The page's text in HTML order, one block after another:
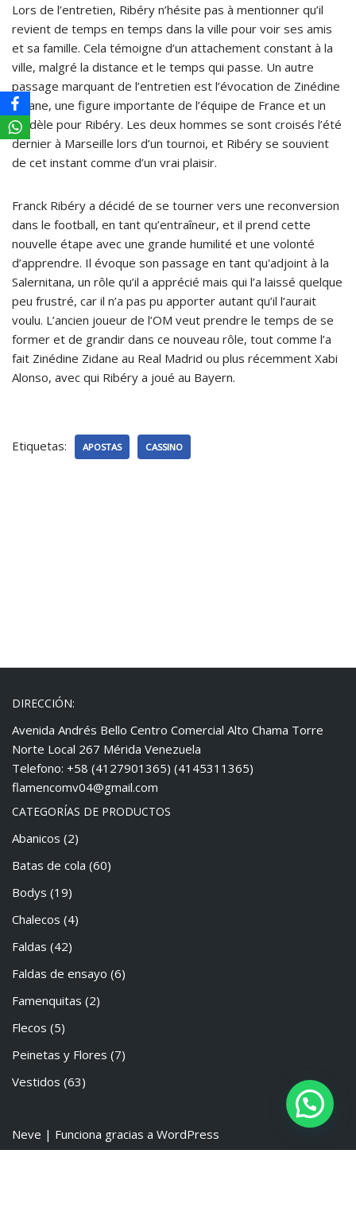
Lors de l’entretien, Ribéry n’hésite pas à mentionner qu’il
revient de temps en temps dans la ville pour voir ses amis
et sa famille. Cela témoigne d’un attachement constant à la
ville, malgré la distance et le temps qui passe. Un autre
passage marquant de l’entretien est l’évocation de Zinédine
Zidane, une figure importante de l’équipe de France et un
modèle pour Ribéry. Les deux hommes se sont croisés l’été
dernier à Marseille lors d’un tournoi, et Ribéry se souvient
de cet instant comme d’un vrai plaisir.
Franck Ribéry a décidé de se tourner vers une reconversion
dans le football, en tant qu’entraîneur, et il prend cette
nouvelle étape avec une grande humilité et une volonté
d’apprendre. Il évoque son passage en tant qu'adjoint à la
Salernitana, un rôle qu’il a apprécié mais qui l’a laissé quelque
peu frustré, car il n’a pas pu apporter autant qu’il l’aurait
voulu. L’ancien joueur de l’OM veut prendre le temps de se
former et de grandir dans ce nouveau rôle, tout comme l’a
fait Zinédine Zidane au Real Madrid ou plus récemment Xabi
Alonso, avec qui Ribéry a joué au Bayern.
Etiquetas: APOSTAS CASSINO
DIRECCIÓN:
Avenida Andrés Bello Centro Comercial Alto Chama Torre
Norte Local 267 Mérida Venezuela
Telefono: +58 (4127901365) (4145311365)
flamencomv04@gmail.com
CATEGORÍAS DE PRODUCTOS
Abanicos (2)
Batas de cola (60)
Bodys (19)
Chalecos (4)
Faldas (42)
Faldas de ensayo (6)
Famenquitas (2)
Flecos (5)
Peinetas y Flores (7)
Vestidos (63)
Neve | Funciona gracias a WordPress